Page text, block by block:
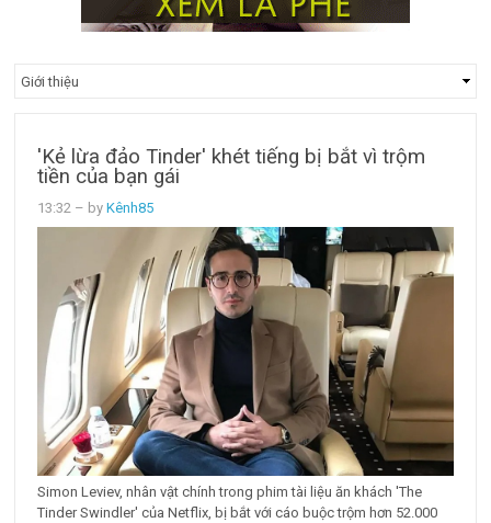
'Kẻ lừa đảo Tinder' khét tiếng bị bắt vì trộm
tiền của bạn gái
13:32 – byKênh85
Simon Leviev, nhân vật chính trong phim tài liệu ăn khách 'The
Tinder Swindler' của Netflix, bị bắt với cáo buộc trộm hơn 52.000